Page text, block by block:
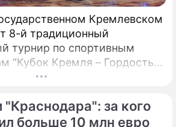
Кремлевском
8-й традиционный
турнир по спортивным
"Кубок Кремля – Гордость
Танцевального
деятель искусств РФ,
"Краснодара": за кого
больше 10 млн евро